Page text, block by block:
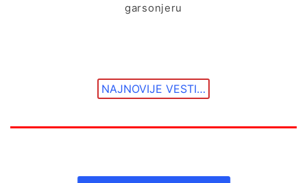
garsonjeru
NAJNOVIJE VESTI…